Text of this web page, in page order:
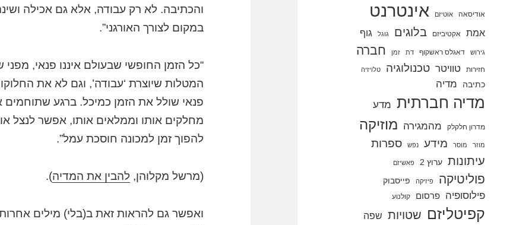
אודיסאה אוטיזם אינטרנט
אמת אקטיביזם בלוגים גוגל גוף
גירוש דאגלס ראשקוף דת זמן חברה
חזירות טוויטר טכנולוגיה טלויזיה
כתיבה מדיה
מדיה חברתית מדע
מדרון חלקלק מהמגירה מוזיקה
מוזר מוסר מידע נפש
ספרות
עיתונות ערוץ 2 פאשיזם
פוליטיקה פיזיקה פייסבוק
פילוסופיה פרסום קולנוע
קפיטליזם שטויות שפה
והכתיבה. לא רק עבודה, אלא גם אכילה
במקום לצורך האורגני”.
“כל הזמן החופשי שבעולם איננו פנאי,
המטלות שיוצרת ‘עבודה’, וגם לא את החלוקות
פנאי שולל את הזמן כמיכל. ברגע שתוחמים
מחלקים אותו וממלאים אותו, אפשר לנצל
להפוך זמן למכונה חוסכת עמל”.
(מרשל מקלוהן, להבין את המדיה).
ואפשר גם להראות זאת ב(בלי) מילים